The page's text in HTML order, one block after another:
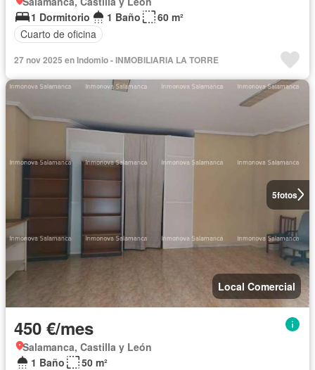
1 Dormitorio
1 Baño
60 m²
Cuarto de oficina
27 nov 2025 en Indomio - INMOBILIARIA LA TORRE
5fotos
Local Comercial
450 €/mes
Salamanca, Castilla y León
1 Baño
50 m²